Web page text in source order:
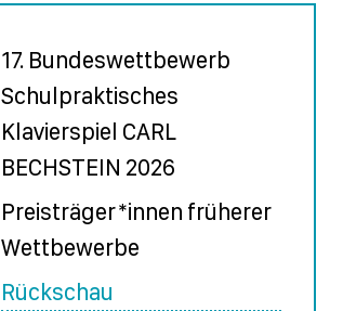
17. Bundeswettbewerb
Schulpraktisches
Klavierspiel CARL
BECHSTEIN 2026
Preisträger*innen früherer
Wettbewerbe
Rückschau